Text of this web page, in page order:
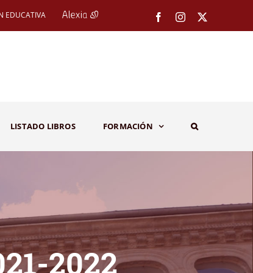
EDUCATIVA FacebookInstagram
LISTADO LIBROS FORMACIÓN
2022